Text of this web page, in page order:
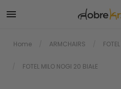

Home ARMCHAIRS
FOTEL MILO NOGI 20 BIAŁE